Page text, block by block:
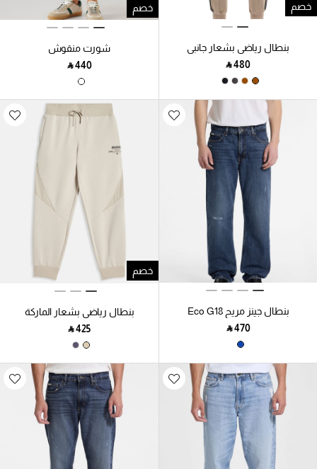
خصم
بنطال رياضي بشعار جانبي
‎ ⃁ ⁦480⁩ ‎
خصم
شورت منقوش
‎ ⃁ ⁦440⁩ ‎
بنطال جينز مريح Eco G18
‎ ⃁ ⁦470⁩ ‎
خصم
بنطال رياضي بشعار الماركة
‎ ⃁ ⁦425⁩ ‎